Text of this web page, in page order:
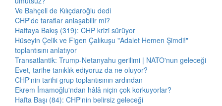
Ve Bahçeli de Kılıçdaroğlu dedi
CHP'de taraflar anlaşabilir mi?
Haftaya Bakış (319): CHP krizi sürüyor
Hüseyin Çelik ve Figen Çalıkuşu "Adalet Hemen Şimdi!"
toplantısını anlatıyor
Transatlantik: Trump-Netanyahu gerilimi | NATO'nun geleceği
Evet, tarihe tanıklık ediyoruz da ne oluyor?
CHP'nin tarihi grup toplantısının ardından
Ekrem İmamoğlu'ndan hâlâ niçin çok korkuyorlar?
Hafta Başı (84): CHP'nin belirsiz geleceği